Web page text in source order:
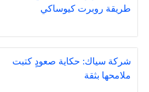
طريقة روبرت كيوساكي
شركة سياك: حكاية صعودٍ كتبت
ملامحها بثقة